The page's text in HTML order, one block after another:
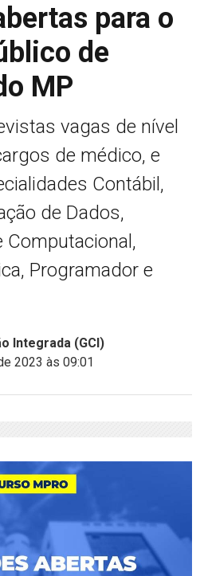
para o
de
MP
vagas de nível
de médico, e
Contábil,
de Dados,
Computacional,
Programador e
Integrada (GCI)
2023 às 09:01